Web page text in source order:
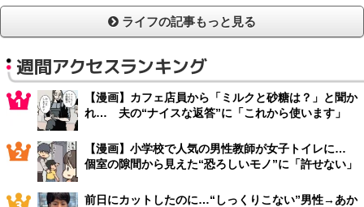
ライフの記事もっと見る
週間アクセスランキング
【漫画】カフェ店員から「ミルクと砂糖は？」と聞か
れ… 夫の“ナイスな返答”に「これから使います」
【漫画】小学校で人気の男性教師が女子トイレに…
個室の隙間から見えた“恐ろしいモノ”に「許せない」
前日にカットしたのに…“しっくりこない”男性→あか